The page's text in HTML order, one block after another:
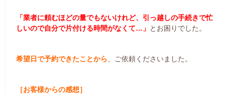
「業者に頼むほどの量でもないけれど、引っ越しの手続きで忙
しいので自分で片付ける時間がなくて…」 とお困りでした。
希望日で予約できたことから 、ご依頼くださいました。
［お客様からの感想］